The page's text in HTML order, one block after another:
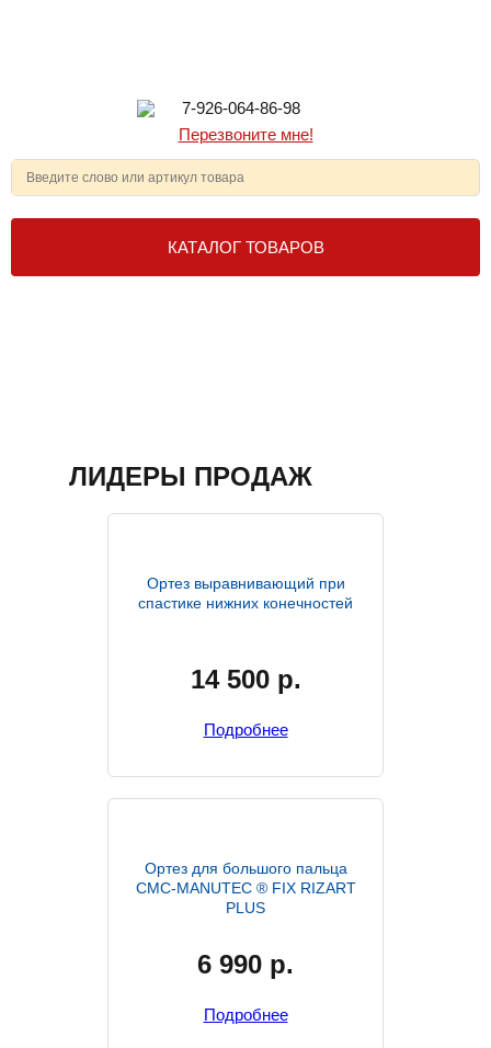
7-926-064-86-98
Перезвоните мне!
КАТАЛОГ ТОВАРОВ
ЛИДЕРЫ ПРОДАЖ
Ортез выравнивающий при
спастике нижних конечностей
14 500р.
Подробнее
Ортез для большого пальца
CMC-MANUTEC ® FIX RIZART
PLUS
6 990 р.
Подробнее